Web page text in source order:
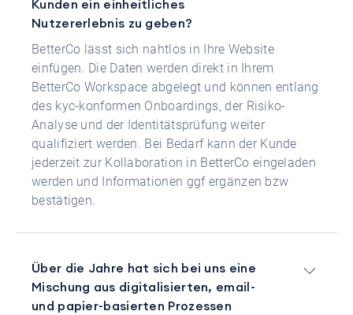
Kunden ein einheitliches
Nutzererlebnis zu geben?
BetterCo lässt sich nahtlos in Ihre Website
einfügen. Die Daten werden direkt in Ihrem
BetterCo Workspace abgelegt und können entlang
des kyc-konformen Onboardings, der Risiko-
Analyse und der Identitätsprüfung weiter
qualifiziert werden. Bei Bedarf kann der Kunde
jederzeit zur Kollaboration in BetterCo eingeladen
werden und Informationen ggf ergänzen bzw
bestätigen.
Über die Jahre hat sich bei uns eine
Mischung aus digitalisierten, email-
und papier-basierten Prozessen